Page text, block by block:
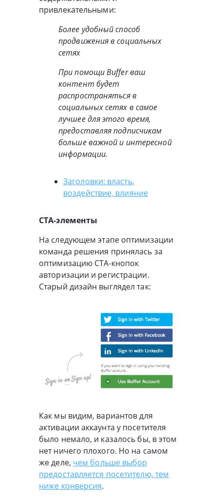
привлекательными:
Более удобный способ
продвижения в социальных
сетях
При помощи Buffer ваш
контент будет
распространяться в
социальных сетях в самое
лучшее для этого время,
предоставляя подписчикам
больше важной и интересной
информации.
Заголовки: власть,
воздействие, влияние
CTA-элементы
На следующем этапе оптимизации
команда решения принялась за
оптимизацию CTA-кнопок
авторизации и регистрации.
Старый дизайн выглядел так:
Как мы видим, вариантов для
активации аккаунта у посетителя
было немало, и казалось бы, в этом
нет ничего плохого. Но на самом
же деле, чем больше выбор
предоставляется посетителю, тем
ниже конверсия.